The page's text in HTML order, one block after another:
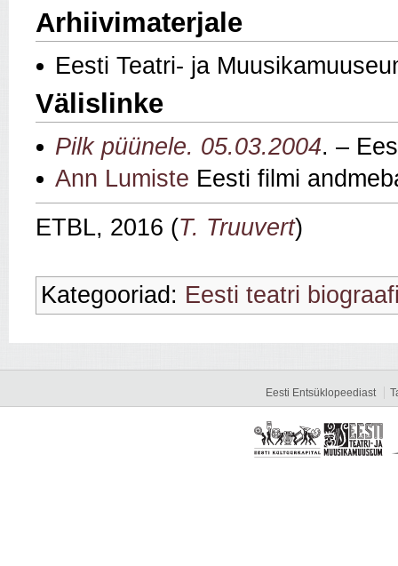
Arhiivimaterjale
Eesti Teatri- ja
Välislinke
Pilk püünele. 05.03.2004. –
Ann Lumiste Eesti filmi
ETBL, 2016 (T. Truuvert)
Kategooriad: Eesti teatri
Eesti Entsüklopeediast